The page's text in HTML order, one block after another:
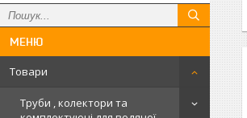
Товари
Труби , колектори та